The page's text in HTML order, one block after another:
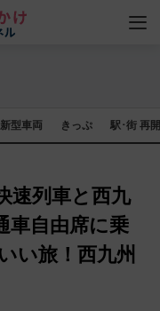
新型車両 きっぷ 駅･街 再
速列車と西九
車自由席に乗
い旅！西九州